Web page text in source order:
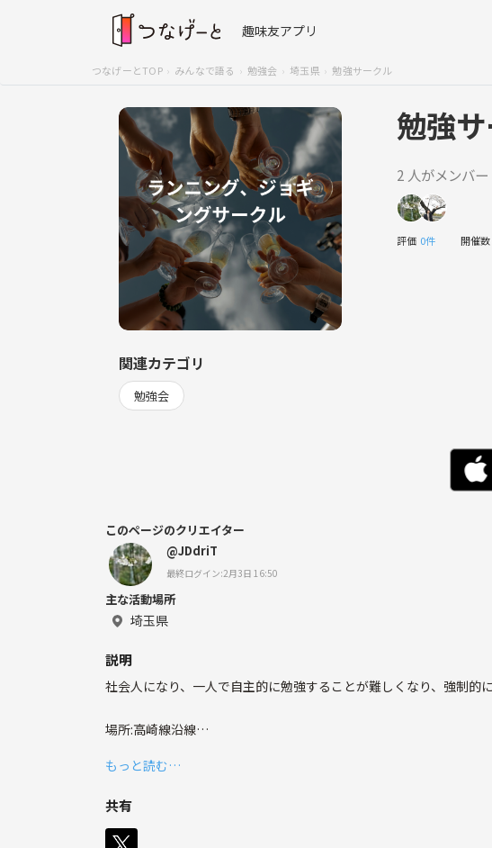
趣味友アプリ
つなげーとTOP みんなで語る 勉強会 埼玉県 勉強サークル
勉強
2 人がメンバー
評価 0件 開催
関連カテゴリ
勉強会
このページのクリエイター
@JDdriT
最終ログイン:2月3日 16:50
主な活動場所
埼玉県
説明
社会人になり、一人で自主的に勉強することが難しくなり、強制的
場所:高崎線沿線
時間:朝10時〜12時
もっと読む…
共有